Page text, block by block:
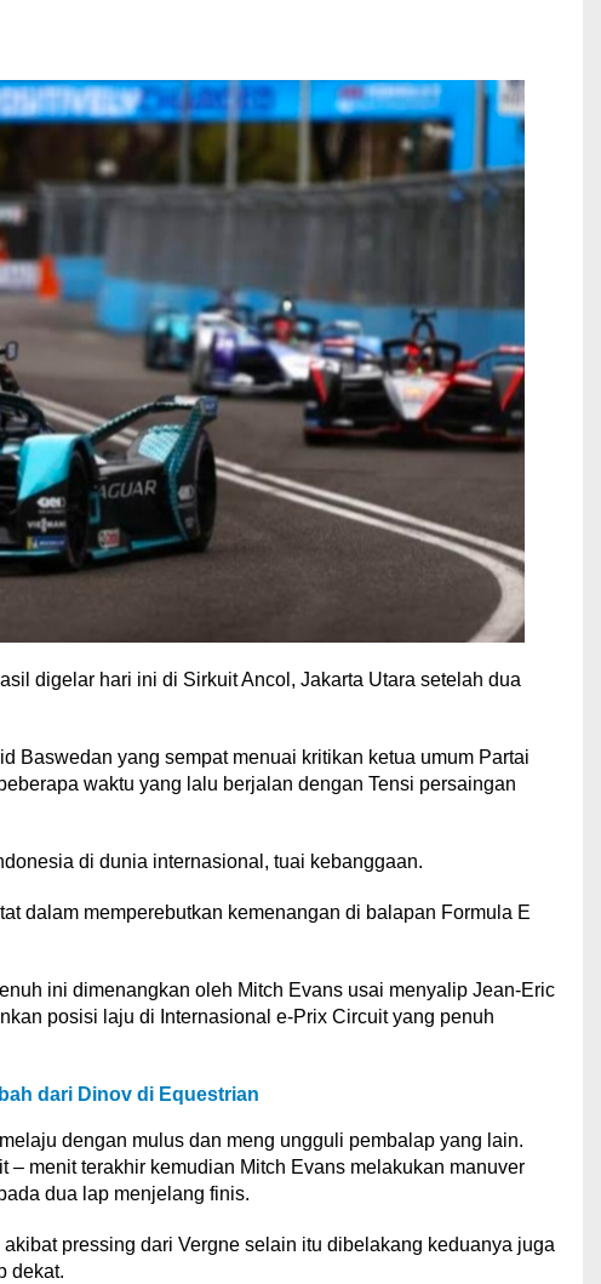
digelar hari ini di Sirkuit Ancol, Jakarta Utara setelah dua
Baswedan yang sempat menuai kritikan ketua umum Partai
waktu yang lalu berjalan dengan Tensi persaingan
di dunia internasional, tuai kebanggaan.
dalam memperebutkan kemenangan di balapan Formula E
ini dimenangkan oleh Mitch Evans usai menyalip Jean-Eric
posisi laju di Internasional e-Prix Circuit yang penuh
dari Dinov di Equestrian
dengan mulus dan meng ungguli pembalap yang lain.
– menit terakhir kemudian Mitch Evans melakukan manuver
dua lap menjelang finis.
pressing dari Vergne selain itu dibelakang keduanya juga
dekat.